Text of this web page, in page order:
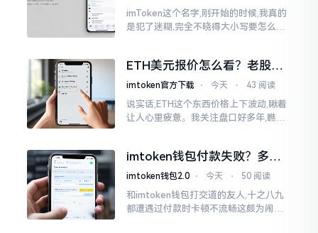
imToken这个名字,刚开始的时候,我真的
是犯了迷糊,完全不晓得大小写要怎么去
ETH美元报价怎么看？老股民
手把手教你盯盘
imtoken官方下载 ⋅ 今天 ⋅ 43 阅读
说实话,ETH这个东西价格上下波动,瞅着
让人心里疲惫。我关注盘口好多年,瞧见
判断。
imtoken钱包付款失败？多半
是这几个原因闹的
imtoken钱包2.0 ⋅ 今天 ⋅ 50 阅读
和imtoken钱包打交道的友人,十之八九
都遭遇过付款时卡顿不流畅这颇为闹心